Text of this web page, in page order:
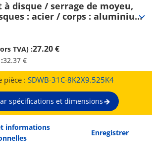
à disque / serrage de moyeu,
: acier / corps : aluminium
(SDWB-31C-8K2X9.525K4)
TVA) :27.20 €
32.37 €
pièce : SDWB-31C-8K2X9.525K4
spécifications et dimensions
informations
Enregistrer